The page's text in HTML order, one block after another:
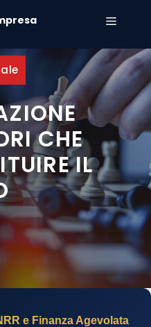
CHE
IL
e Finanza Agevolata